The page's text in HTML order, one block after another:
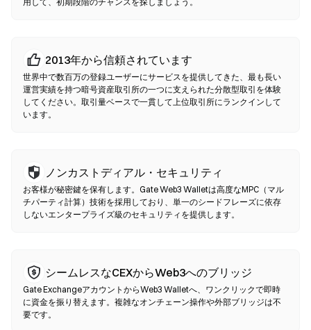
トアドレスを確認してください。
仲介者なしでP2P取引を行います。DEXはスマートコントラクトを
使用してオンチェーンでスワップを実行するため、登録や本人確
認は不要です。互換性のあるウォレットを接続し、トークンペア
を選択し、スリッページ許容値を設定して、スワップを確認して
ください。ガス代が発生し、流動性の深さにより価格が中央集権
2013年から信頼されています
世界中で数百万の登録ユーザーにサービスを提供してきた、最も長い
運営実績を持つ暗号資産取引所の一つに支えられた分散型取引を体験
してください。取引量ベースで一貫して上位取引所にランクインして
います。
ノンカストディアル・セキュリティ
お客様が秘密鍵を保有します。Gate Web3 Walletは高度なMPC（マル
チパーティ計算）技術を採用しており、単一のシードフレーズに依存
しないエンタープライズ級のセキュリティを提供します。
シームレスなCEXからWeb3へのブリッジ
Gate ExchangeアカウントからWeb3 Walletへ、ワンクリックで即時
に資金を振り替えます。複雑なオンチェーン操作や外部ブリッジは不
要です。